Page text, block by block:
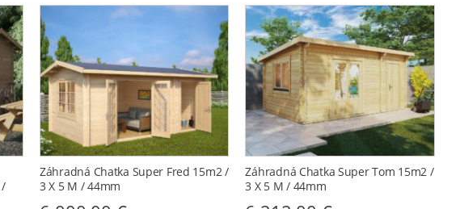
/
Záhradná Chatka Super Fred 15m2 /
3 X 5 M / 44mm
Záhradná Chatka Super Tom 15m2 /
3 X 5 M / 44mm